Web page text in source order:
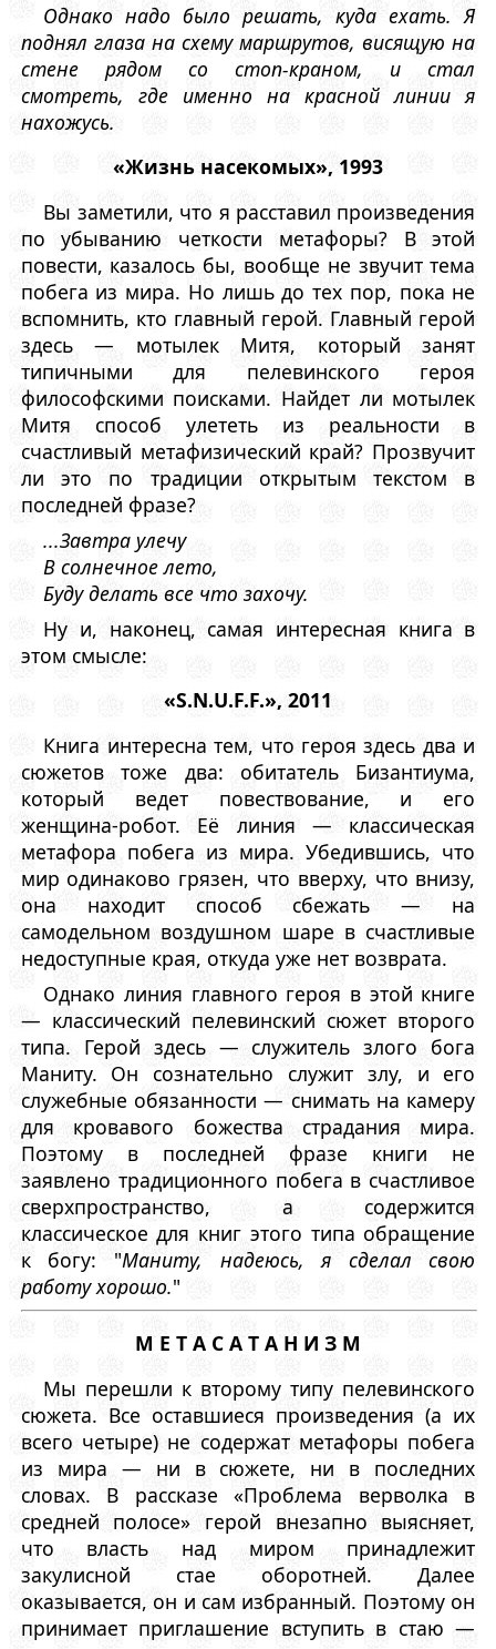
Однако надо было решать, куда ехать. Я
поднял глаза на схему маршрутов, висящую на
стене рядом со стоп-краном, и стал
смотреть, где именно на красной линии я
нахожусь.
«Жизнь насекомых», 1993
Вы заметили, что я расставил произведения
по убыванию четкости метафоры? В этой
повести, казалось бы, вообще не звучит тема
побега из мира. Но лишь до тех пор, пока не
вспомнить, кто главный герой. Главный герой
здесь — мотылек Митя, который занят
типичными для пелевинского героя
философскими поисками. Найдет ли мотылек
Митя способ улететь из реальности в
счастливый метафизический край? Прозвучит
ли это по традиции открытым текстом в
последней фразе?
...Завтра улечу
В солнечное лето,
Буду делать все что захочу.
Ну и, наконец, самая интересная книга в
этом смысле:
«S.N.U.F.F.», 2011
Книга интересна тем, что героя здесь два и
сюжетов тоже два: обитатель Бизантиума,
который ведет повествование, и его
женщина-робот. Её линия — классическая
метафора побега из мира. Убедившись, что
мир одинаково грязен, что вверху, что внизу,
она находит способ сбежать — на
самодельном воздушном шаре в счастливые
недоступные края, откуда уже нет возврата.
Однако линия главного героя в этой книге
— классический пелевинский сюжет второго
типа. Герой здесь — служитель злого бога
Маниту. Он сознательно служит злу, и его
служебные обязанности — снимать на камеру
для кровавого божества страдания мира.
Поэтому в последней фразе книги не
заявлено традиционного побега в счастливое
сверхпространство, а содержится
классическое для книг этого типа обращение
к богу: "Маниту, надеюсь, я сделал свою
работу хорошо."
М Е Т А С А Т А Н И З М
Мы перешли к второму типу пелевинского
сюжета. Все оставшиеся произведения (а их
всего четыре) не содержат метафоры побега
из мира — ни в сюжете, ни в последних
словах. В рассказе «Проблема верволка в
средней полосе» герой внезапно выясняет,
что власть над миром принадлежит
закулисной стае оборотней. Далее
оказывается, он и сам избранный. Поэтому он
принимает приглашение вступить в стаю —